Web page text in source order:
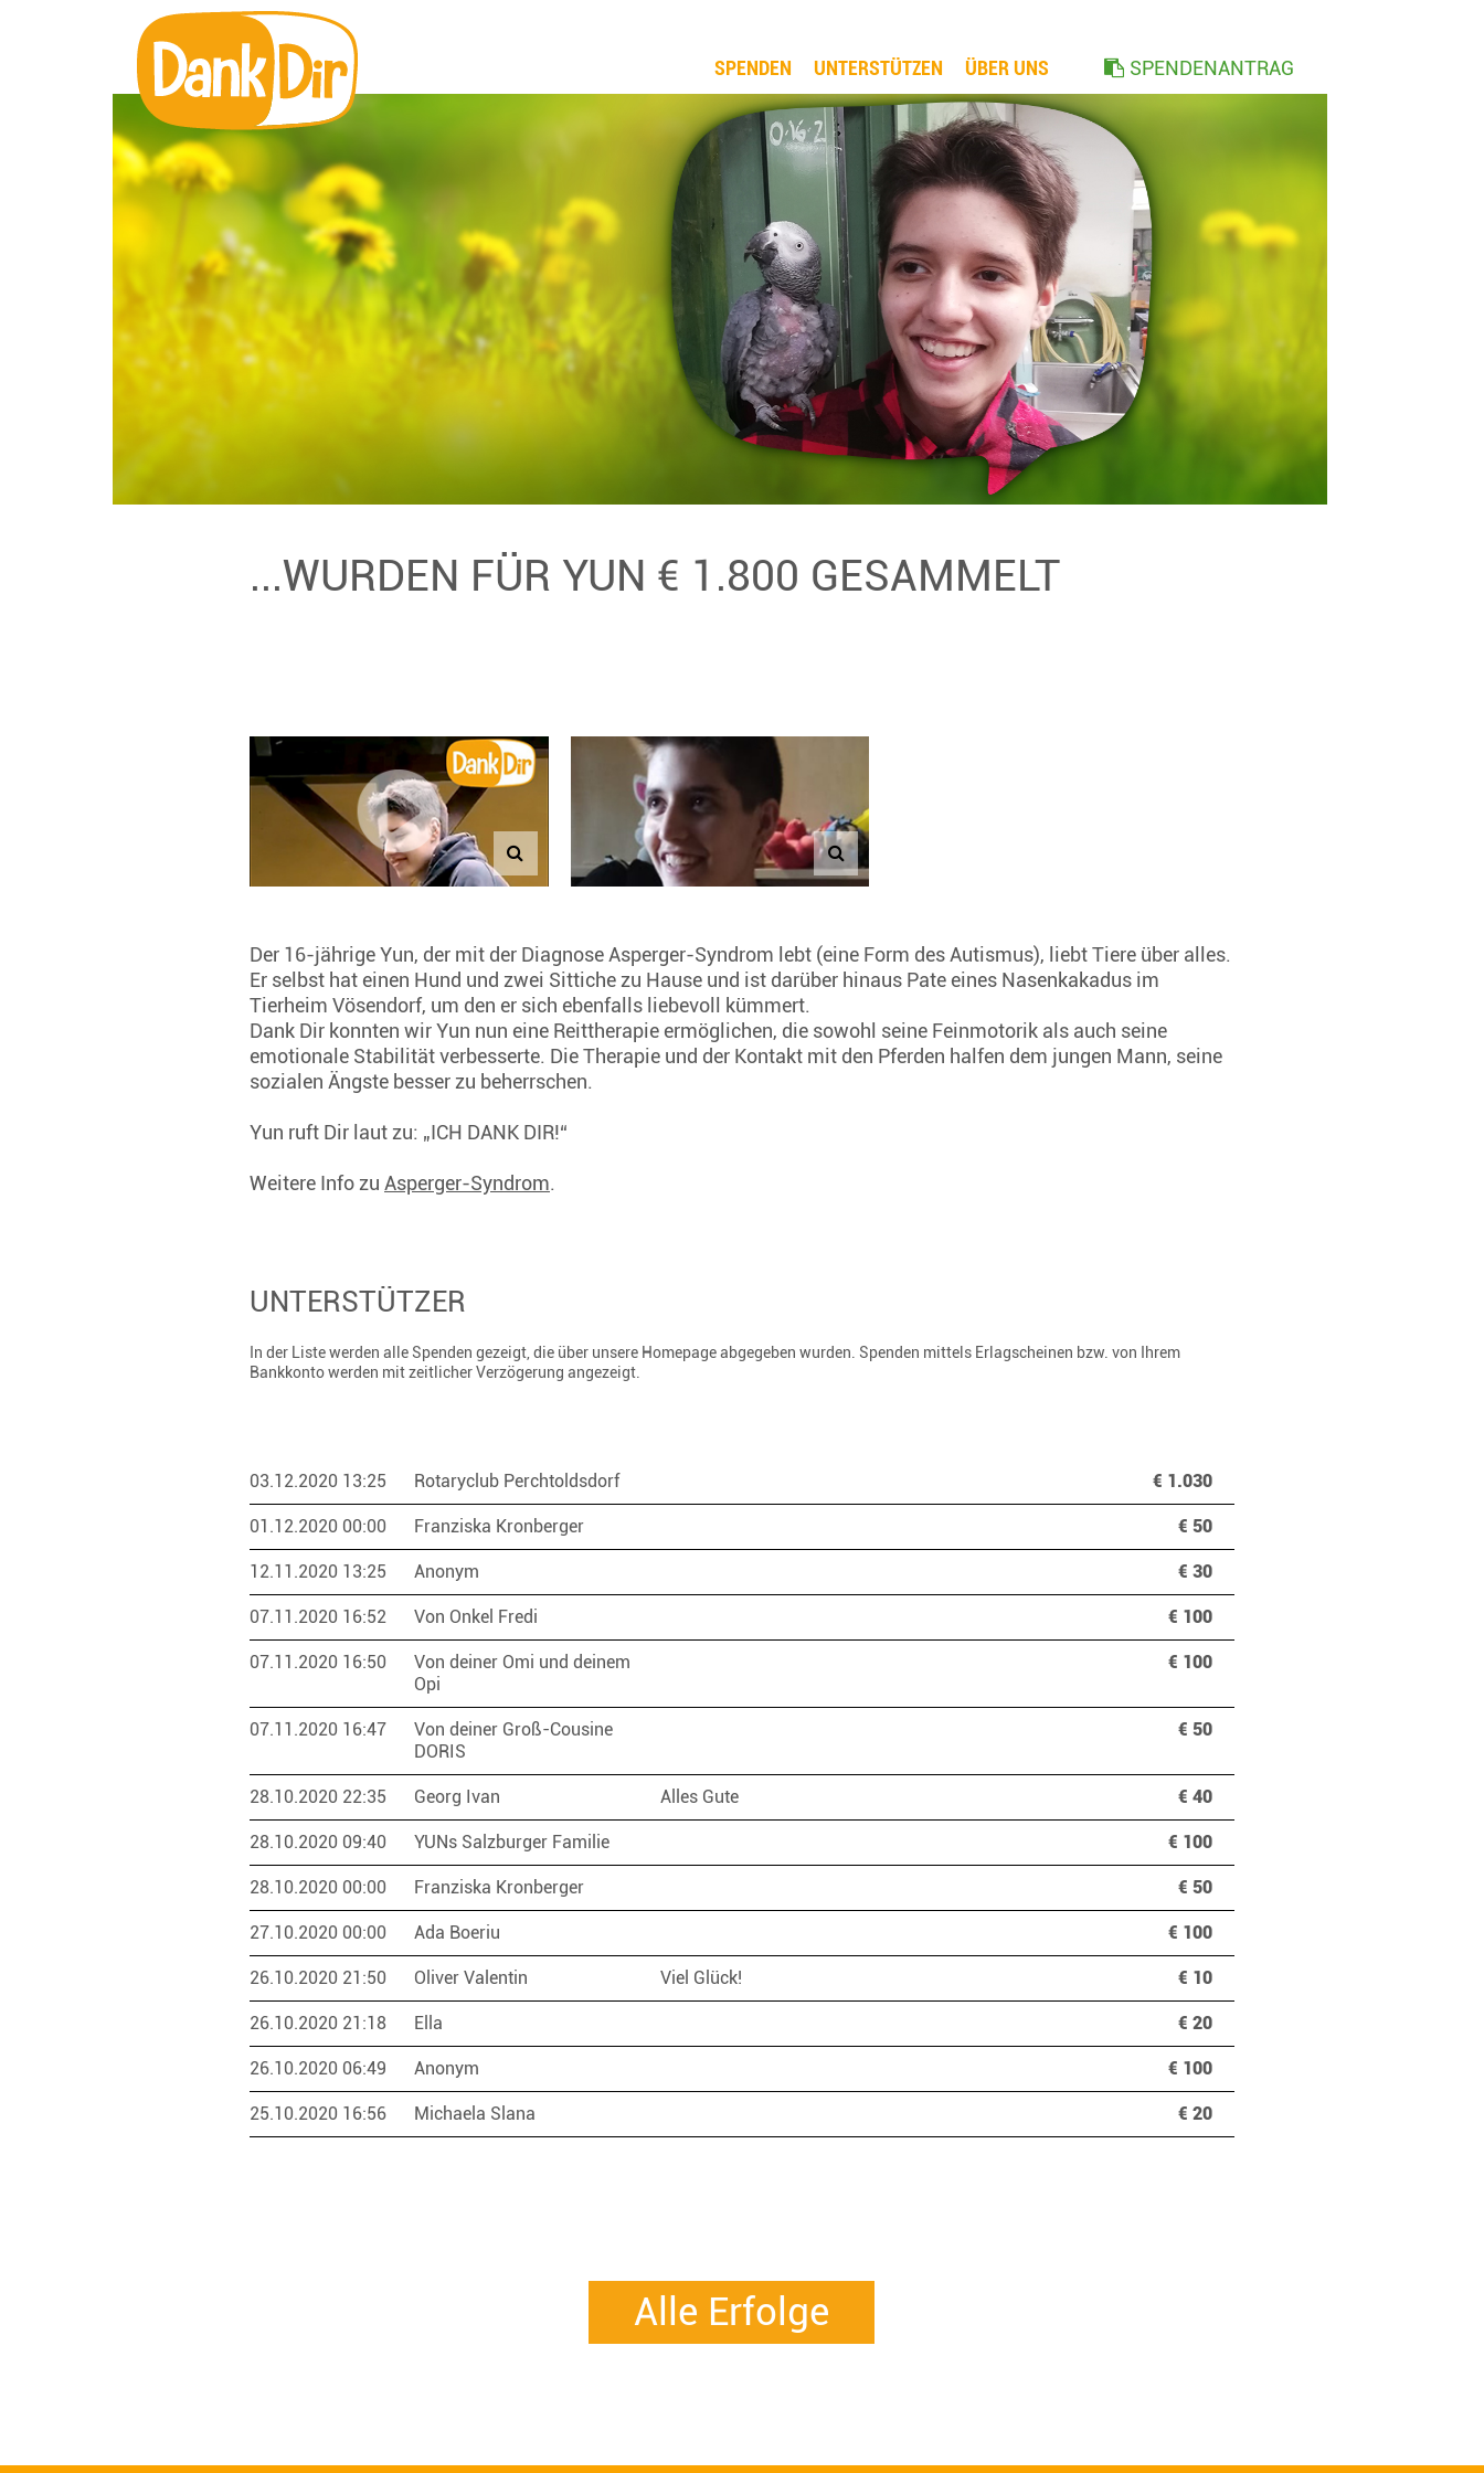
SPENDEN UNTERSTÜTZEN ÜBER UNS SPENDENANTRAG
...WURDEN FÜR YUN € 1.800 GESAMMELT
Der 16-jährige Yun, der mit der Diagnose Asperger-Syndrom lebt (eine Form des Autismus), liebt Tiere über alles.
Er selbst hat einen Hund und zwei Sittiche zu Hause und ist darüber hinaus Pate eines Nasenkakadus im
Tierheim Vösendorf, um den er sich ebenfalls liebevoll kümmert.
Dank Dir konnten wir Yun nun eine Reittherapie ermöglichen, die sowohl seine Feinmotorik als auch seine
emotionale Stabilität verbesserte. Die Therapie und der Kontakt mit den Pferden halfen dem jungen Mann, seine
sozialen Ängste besser zu beherrschen.
Yun ruft Dir laut zu: „ICH DANK DIR!“
Weitere Info zu Asperger-Syndrom.
UNTERSTÜTZER
In der Liste werden alle Spenden gezeigt, die über unsere Homepage abgegeben wurden. Spenden mittels Erlagscheinen bzw. von Ihrem
Bankkonto werden mit zeitlicher Verzögerung angezeigt.
03.12.2020 13:25 Rotaryclub Perchtoldsdorf € 1.030
01.12.2020 00:00 Franziska Kronberger € 50
12.11.2020 13:25 Anonym € 30
07.11.2020 16:52 Von Onkel Fredi € 100
07.11.2020 16:50
Von deiner Omi und deinem
Opi
€ 100
07.11.2020 16:47
Von deiner Groß-Cousine
DORIS
€ 50
28.10.2020 22:35 Georg Ivan € 40
Alles Gute
28.10.2020 09:40 YUNs Salzburger Familie € 100
28.10.2020 00:00 Franziska Kronberger € 50
27.10.2020 00:00 Ada Boeriu € 100
26.10.2020 21:50 Oliver Valentin € 10
Viel Glück!
26.10.2020 21:18 Ella € 20
26.10.2020 06:49 Anonym € 100
25.10.2020 16:56 Michaela Slana € 20
Alle Erfolge